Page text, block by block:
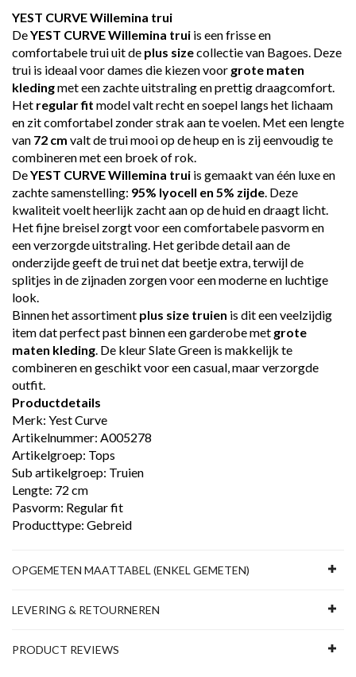
YEST CURVE Willemina trui
DeYEST CURVE Willemina trui is een frisse en
comfortabele trui uit de plus sizecollectie van Bagoes. Deze
trui is ideaal voor dames die kiezen voor grote maten
kledingmet een zachte uitstraling en prettig draagcomfort.
Het regular fit model valt recht en soepel langs het lichaam
en zit comfortabel zonder strak aan te voelen. Met een lengte
van 72 cm valt de trui mooi op de heup en is zij eenvoudig te
combineren met een broek of rok.
DeYEST CURVE Willemina trui is gemaakt van één luxe en
zachte samenstelling: 95% lyocell en 5% zijde. Deze
kwaliteit voelt heerlijk zacht aan op de huid en draagt licht.
Het fijne breisel zorgt voor een comfortabele pasvorm en
een verzorgde uitstraling. Het geribde detail aan de
onderzijde geeft de trui net dat beetje extra, terwijl de
splitjes in de zijnaden zorgen voor een moderne en luchtige
look.
Binnen het assortiment plus size truien is dit een veelzijdig
item dat perfect past binnen een garderobe met grote
maten kleding. De kleur Slate Green is makkelijk te
combineren en geschikt voor een casual, maar verzorgde
outfit.
Productdetails
Merk: Yest Curve
Artikelnummer: A005278
Artikelgroep: Tops
Sub artikelgroep: Truien
Lengte: 72 cm
Pasvorm: Regular fit
Producttype: Gebreid
OPGEMETEN MAATTABEL (ENKEL GEMETEN)
LEVERING & RETOURNEREN
PRODUCT REVIEWS